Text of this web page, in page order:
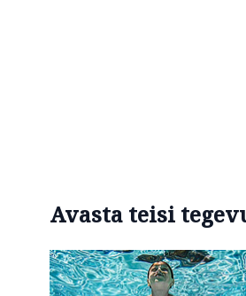
Avasta teisi